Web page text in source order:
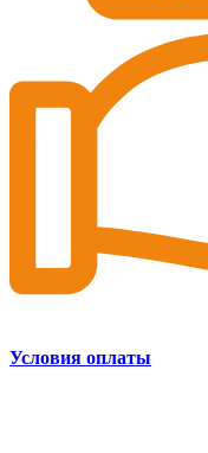
Условия оплаты